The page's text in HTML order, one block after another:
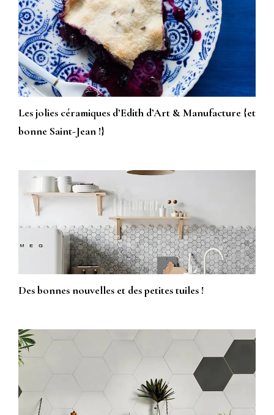
Les jolies céramiques d’Edith d’Art & Manufacture {et
bonne Saint-Jean !}
Des bonnes nouvelles et des petites tuiles !